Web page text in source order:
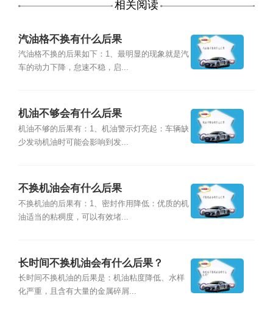
相关阅读
汽油格不换有什么后果
汽油格不换的后果如下：1、最明显的现象就是汽
车的动力下降，怠速不稳，启...
机油不够会有什么后果
机油不够的后果有：1、机油警示灯亮起：车辆缺
少发动机油时可能会影响到发...
不换机油会有什么后果
不换机油的后果有：1、密封作用降低：优质的机
油适当的粘稠度，可以有效堵...
长时间不换机油会有什么后果？
长时间不换机油的后果是：机油粘度降低、水样
化严重，且含有大量的金属碎屑...